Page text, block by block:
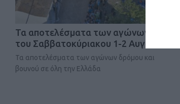
Τα αποτελέσματα των αγώνων
του Σαββατοκύριακου 1-2 Αυγο…
Τα αποτελέσματα των αγώνων δρόμου και
βουνού σε όλη την Ελλάδα